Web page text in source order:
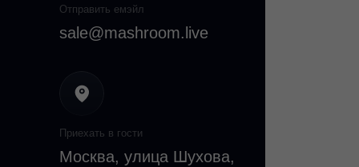
Отправить емэйл
sale@mashroom.live
Приехать в гости
Москва, улица Шухова,